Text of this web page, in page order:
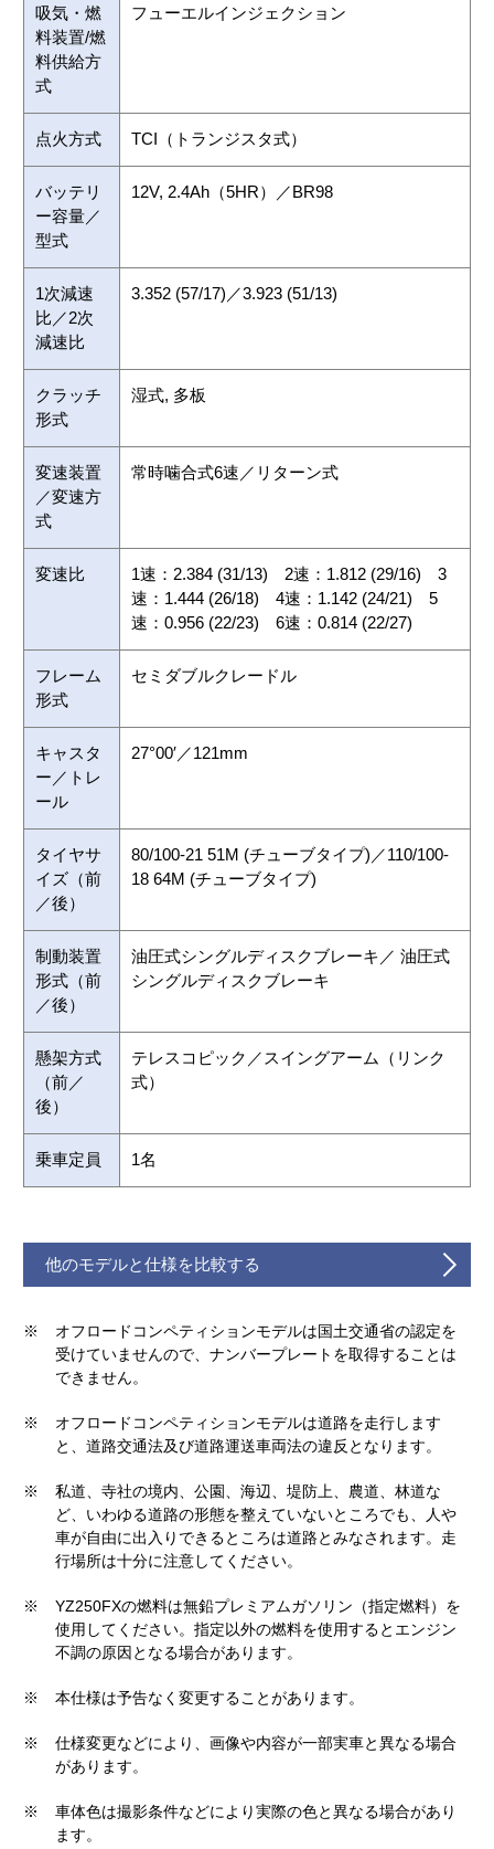
吸気・燃
料装置/燃
料供給方
式
フューエルインジェクション
点火方式 TCI（トランジスタ式）
バッテリ
ー容量／
型式
12V, 2.4Ah（5HR）／BR98
1次減速
比／2次
減速比
3.352 (57/17)／3.923 (51/13)
クラッチ
形式
湿式, 多板
変速装置
／変速方
式
常時噛合式6速／リターン式
変速比
1速：2.384 (31/13) 2速：1.812 (29/16) 3
速：1.444 (26/18) 4速：1.142 (24/21) 5
速：0.956 (22/23) 6速：0.814 (22/27)
フレーム
形式
セミダブルクレードル
キャスタ
ー／トレ
ール
27°00′／121mm
タイヤサ
イズ（前
／後）
80/100-21 51M (チューブタイプ)／110/100-
18 64M (チューブタイプ)
制動装置
形式（前
／後）
油圧式シングルディスクブレーキ／ 油圧式
シングルディスクブレーキ
懸架方式
（前／
後）
テレスコピック／スイングアーム（リンク
式）
乗車定員 1名
他のモデルと仕様を比較する
※
オフロードコンペティションモデルは国土交通省の認定を
受けていませんので、ナンバープレートを取得することは
できません。
※
オフロードコンペティションモデルは道路を走行します
と、道路交通法及び道路運送車両法の違反となります。
※
私道、寺社の境内、公園、海辺、堤防上、農道、林道な
ど、いわゆる道路の形態を整えていないところでも、人や
車が自由に出入りできるところは道路とみなされます。走
行場所は十分に注意してください。
※
YZ250FXの燃料は無鉛プレミアムガソリン（指定燃料）を
使用してください。指定以外の燃料を使用するとエンジン
不調の原因となる場合があります。
※ 本仕様は予告なく変更することがあります。
※
仕様変更などにより、画像や内容が一部実車と異なる場合
があります。
※
車体色は撮影条件などにより実際の色と異なる場合があり
ます。